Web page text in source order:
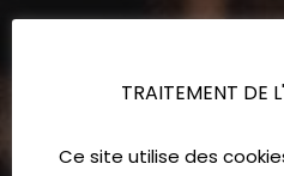
TRAITEMENT DE
Ce site utilise des